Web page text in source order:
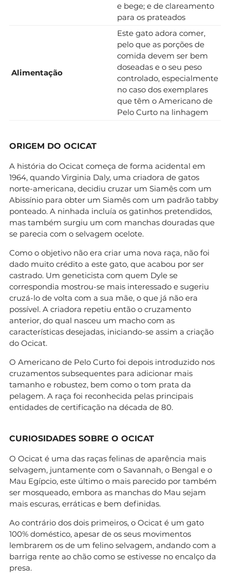
e bege; e de clareamento
para os prateados
Alimentação
Este gato adora comer,
pelo que as porções de
comida devem ser bem
doseadas e o seu peso
controlado, especialmente
no caso dos exemplares
que têm o Americano de
Pelo Curto na linhagem
ORIGEM DO OCICAT
A história do Ocicat começa de forma acidental em
1964, quando Virginia Daly, uma criadora de gatos
norte-americana, decidiu cruzar um Siamês com um
Abissínio para obter um Siamês com um padrão tabby
ponteado. A ninhada incluía os gatinhos pretendidos,
mas também surgiu um com manchas douradas que
se parecia com o selvagem ocelote.
Como o objetivo não era criar uma nova raça, não foi
dado muito crédito a este gato, que acabou por ser
castrado. Um geneticista com quem Dyle se
correspondia mostrou-se mais interessado e sugeriu
cruzá-lo de volta com a sua mãe, o que já não era
possível. A criadora repetiu então o cruzamento
anterior, do qual nasceu um macho com as
características desejadas, iniciando-se assim a criação
do Ocicat.
O Americano de Pelo Curto foi depois introduzido nos
cruzamentos subsequentes para adicionar mais
tamanho e robustez, bem como o tom prata da
pelagem. A raça foi reconhecida pelas principais
entidades de certificação na década de 80.
CURIOSIDADES SOBRE O OCICAT
O Ocicat é uma das raças felinas de aparência mais
selvagem, juntamente com o Savannah, o Bengal e o
Mau Egípcio, este último o mais parecido por também
ser mosqueado, embora as manchas do Mau sejam
mais escuras, erráticas e bem definidas.
Ao contrário dos dois primeiros, o Ocicat é um gato
100% doméstico, apesar de os seus movimentos
lembrarem os de um felino selvagem, andando com a
barriga rente ao chão como se estivesse no encalço da
presa.